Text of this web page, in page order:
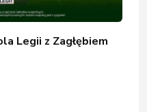
Legii z Zagłębiem